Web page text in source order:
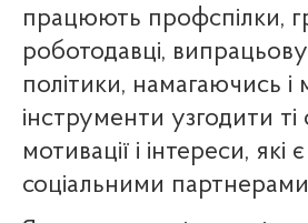
працюють профспілки,
роботодавці,
політики, намагаючись
інструменти узгодити ті
мотивації і інтереси, які
соціальними